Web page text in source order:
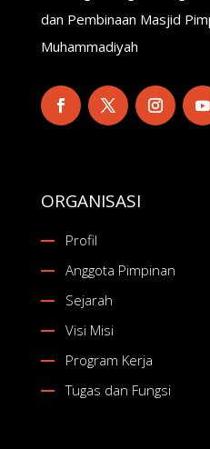
dan Pembinaan Masjid
Muhammadiyah
ORGANISASI
Profil
Anggota Pimpinan
Sejarah
Visi Misi
Program Kerja
Tugas dan Fungsi